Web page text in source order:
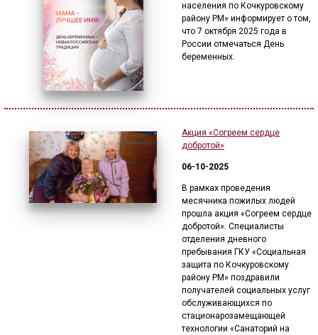
населения по Кочкуровскому
району РМ» информирует о том,
что 7 октября 2025 года в
России отмечаться День
беременных.
Акция «Согреем сердце
добротой»
06-10-2025
В рамках проведения
месячника пожилых людей
прошла акция «Согреем сердце
добротой». Специалисты
отделения дневного
пребывания ГКУ «Социальная
защита по Кочкуровскому
району РМ» поздравили
получателей социальных услуг
обслуживающихся по
стационарозамещающей
технологии «Санаторий на